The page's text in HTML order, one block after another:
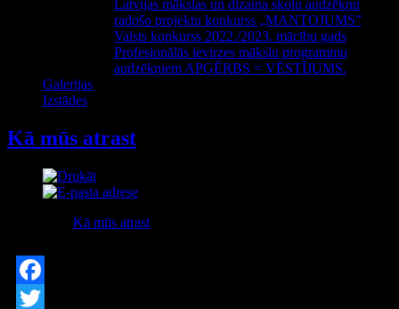
Latvijas mākslas un dizaina skolu audzēkņu
radošo projektu konkurss „MANTOJUMS”
Valsts konkurss 2022./2023. mācību gads
Profesionālās ievirzes mākslu programmu
audzēkņiem APĢĒRBS = VĒSTĪJUMS.
Galerijas
Izstādes
Kā mūs atrast
Kā mūs atrast
Facebook